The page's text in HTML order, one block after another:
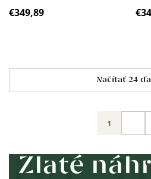
€349,89
Ovládacie
prvky
Načítať 24
Stránkovanie
1
Zlaté